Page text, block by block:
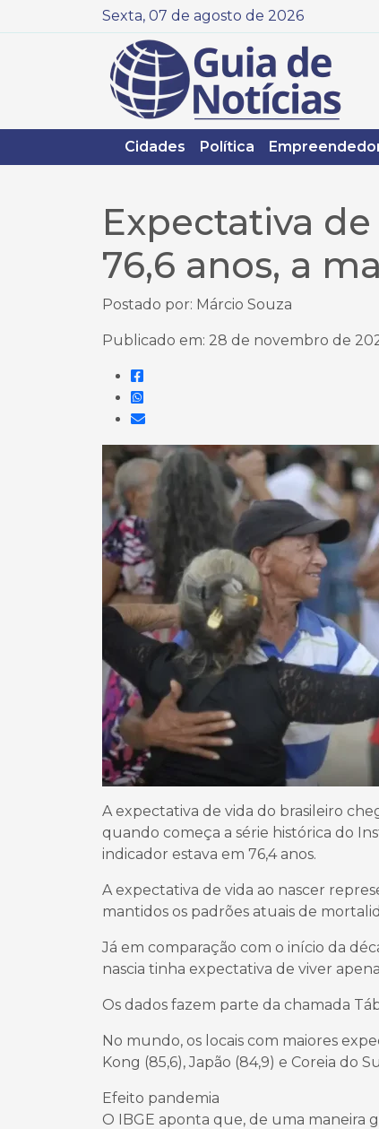
Sexta, 07 de agosto de 2026
Cidades Política
Expectativa
76,6 anos, a
Postado por: Márcio Souza
Publicado em: 28 de novembro de
A expectativa de vida do brasileiro
quando começa a série histórica do
indicador estava em 76,4 anos.
A expectativa de vida ao nascer
mantidos os padrões atuais de
Já em comparação com o início da
nascia tinha expectativa de viver
Os dados fazem parte da chamada
No mundo, os locais com maiores
Kong (85,6), Japão (84,9) e Coreia do
Efeito pandemia
O IBGE aponta que, de uma maneira